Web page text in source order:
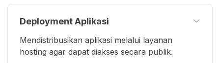
Deployment Aplikasi
Mendistribusikan aplikasi melalui layanan
hosting agar dapat diakses secara publik.